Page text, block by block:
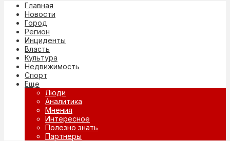
Главная
Новости
Город
Регион
Инциденты
Власть
Культура
Недвижимость
Спорт
Еще
Люди
Аналитика
Мнения
Интересное
Полезно знать
Партнеры